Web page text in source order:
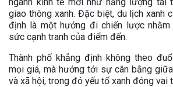
giao thông xanh. Đặc biệt, du lịch xanh
định là một hướng đi chiến lược
sức cạnh tranh của điểm đến.
Thành phố khẳng định không theo
mọi giá, mà hướng tới sự cân bằng
và xã hội, trong đó yếu tố xanh đóng vai